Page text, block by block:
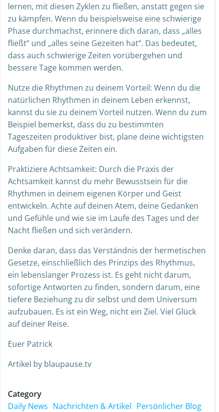
lernen, mit diesen Zyklen zu fließen, anstatt gegen sie
zu kämpfen. Wenn du beispielsweise eine schwierige
Phase durchmachst, erinnere dich daran, dass „alles
fließt“ und „alles seine Gezeiten hat“. Das bedeutet,
dass auch schwierige Zeiten vorübergehen und
bessere Tage kommen werden.
Nutze die Rhythmen zu deinem Vorteil: Wenn du die
natürlichen Rhythmen in deinem Leben erkennst,
kannst du sie zu deinem Vorteil nutzen. Wenn du zum
Beispiel bemerkst, dass du zu bestimmten
Tageszeiten produktiver bist, plane deine wichtigsten
Aufgaben für diese Zeiten ein.
Praktiziere Achtsamkeit: Durch die Praxis der
Achtsamkeit kannst du mehr Bewusstsein für die
Rhythmen in deinem eigenen Körper und Geist
entwickeln. Achte auf deinen Atem, deine Gedanken
und Gefühle und wie sie im Laufe des Tages und der
Nacht fließen und sich verändern.
Denke daran, dass das Verständnis der hermetischen
Gesetze, einschließlich des Prinzips des Rhythmus,
ein lebenslanger Prozess ist. Es geht nicht darum,
sofortige Antworten zu finden, sondern darum, eine
tiefere Beziehung zu dir selbst und dem Universum
aufzubauen. Es ist ein Weg, nicht ein Ziel. Viel Glück
auf deiner Reise.
Euer Patrick
Artikel by blaupause.tv
Category
Daily News Nachrichten & Artikel Persönlicher Blog